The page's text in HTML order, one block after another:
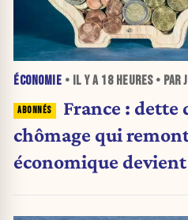
ÉCONOMIE • IL Y A 18 HEURES• PAR
France : dette
chômage qui
économique